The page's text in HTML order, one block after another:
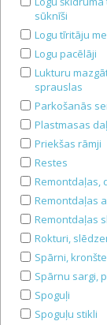
sūknīši
Logu tīritāju
Logu pacēlāji
Lukturu
sprauslas
Parkošanās
Plastmasas
Priekšas rāmji
Restes
Remontdaļas,
Remontdaļas
Remontdaļas
Rokturi,
Spārni,
Spārnu sargi,
Spoguļi
Spoguļu stikli